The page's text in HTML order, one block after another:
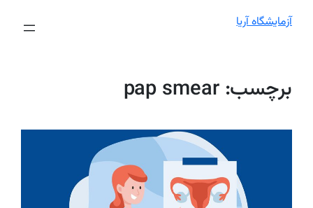
آزمایشگاه آریا
برچسب:pap smear